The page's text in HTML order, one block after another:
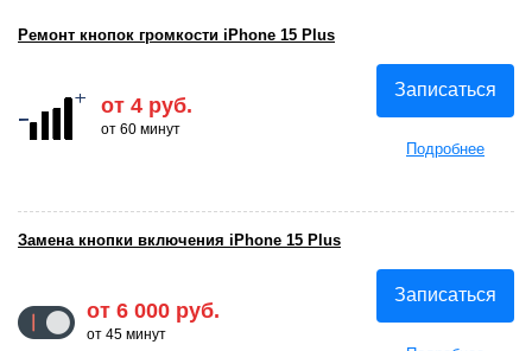
от 4 руб.
от 60 минут
Записаться
Подробнее
Ремонт кнопок громкости iPhone 15 Plus
от 6 000 руб.
от 45 минут
Записаться
Замена кнопки включения iPhone 15 Plus